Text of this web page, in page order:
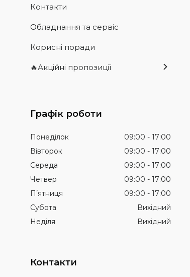
Контакти
Обладнання та сервіс
Корисні поради
🔥Акційні пропозиції
Графік роботи
Понеділок 09:00
17:00
Вівторок
09:00
17:00
Середа
09:00
17:00
Четвер
09:00
17:00
Пʼятниця
09:00
17:00
Субота
Вихідний
Неділя
Вихідний